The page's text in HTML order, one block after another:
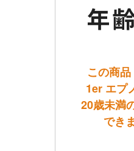
この商
1er エプ
20歳未満
でき